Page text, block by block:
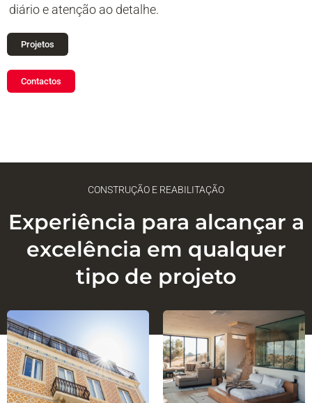
diário e atenção ao detalhe.
Projetos
Contactos
CONSTRUÇÃO E REABILITAÇÃO
Experiência para alcançar a
excelência em qualquer
tipo de projeto